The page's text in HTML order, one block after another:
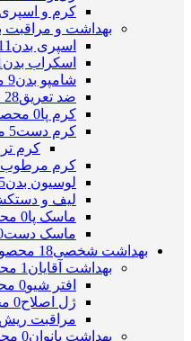
کرم و اسپری
بهداشت و مراقبت
اسپری بدن 11
اسکراب بدن
شامپو بدن9 محصول
ضد تعریق28 محصول
کرم پا0 محصول
کرم دست5 محصول
کرم
کرم مرطوب
لوسیون بدن5 محصول
لیف و
ماسک پا0 محصول
ماسک دست0
بهداشت شخصی18 محصول
بهداشت آقایان 1 محصول
افتر شیو0 محصول
ژل اصلاح0 محصول
مراقبت ریش
بهداشت بانوان0 محصول